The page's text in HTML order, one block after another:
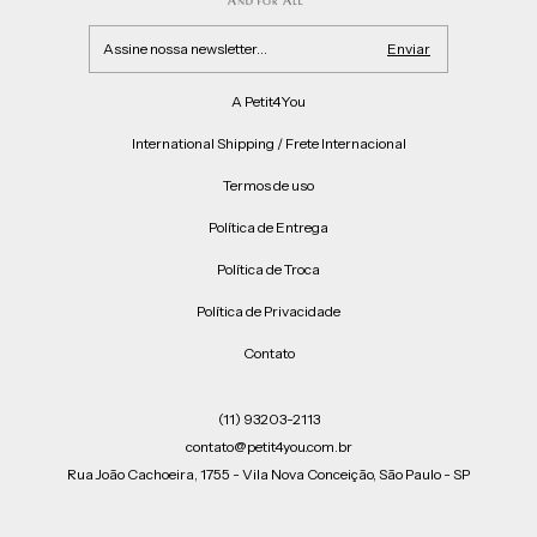
A Petit4You
International Shipping / Frete Internacional
Termos de uso
Política de Entrega
Política de Troca
Política de Privacidade
Contato
(11) 93203-2113
contato@petit4you.com.br
Rua João Cachoeira, 1755 - Vila Nova Conceição, São Paulo - SP